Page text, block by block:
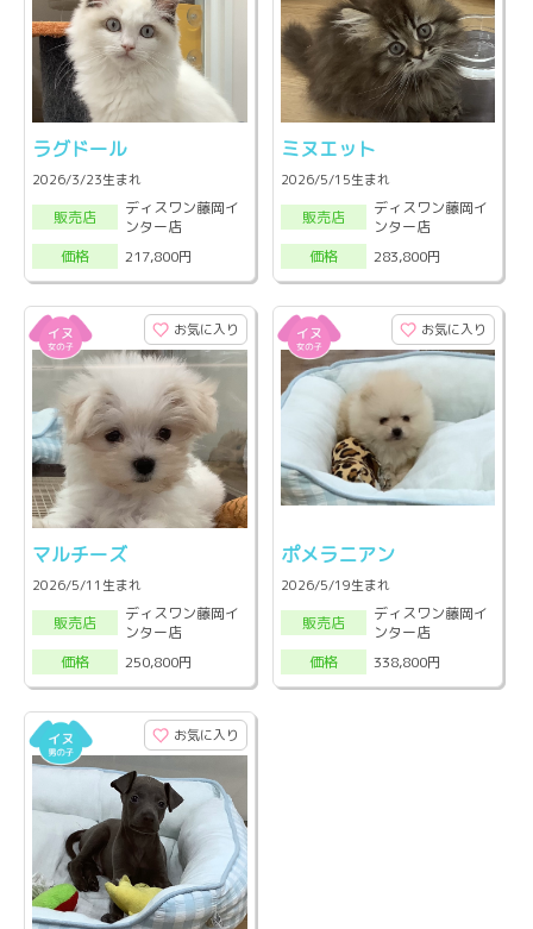
ラグドール
2026/3/23生まれ
販売店
ディスワン藤岡イ
ンター店
価格
217,800円
ミヌエット
2026/5/15生まれ
販売店
ディスワン藤岡イ
ンター店
価格
283,800円
お気に入り
マルチーズ
2026/5/11生まれ
販売店
ディスワン藤岡イ
ンター店
価格
250,800円
お気に入り
ポメラニアン
2026/5/19生まれ
販売店
ディスワン藤岡イ
ンター店
価格
338,800円
お気に入り